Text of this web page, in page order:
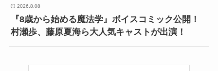
2026.8.08
『8歳から始める魔法学』ボイスコミック公開！
村瀬歩、藤原夏海ら大人気キャストが出演！